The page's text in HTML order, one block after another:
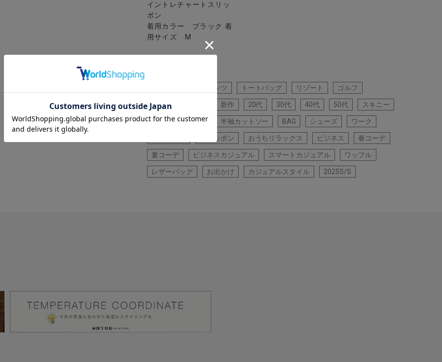
イントレチャートスリッ
ポン
着用カラー ブラック 着
用サイズ M
黒パンツ トートバッグ リゾート ゴルフ
タイトシルエット 新作 20代 30代 40代 50代 スキニー
パンツ シャツ 半袖カットソー BAG シューズ ワーク
スリッポン おうちリラックス ビジネス 春コーデ
夏コーデ ビジネスカジュアル スマートカジュアル ワッフル
レザーバッグ お出かけ カジュアルスタイル 2025S/S